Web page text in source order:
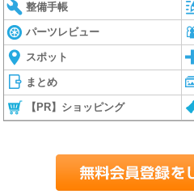
整備手帳
パーツレビュー
スポット
まとめ
【PR】ショッピング